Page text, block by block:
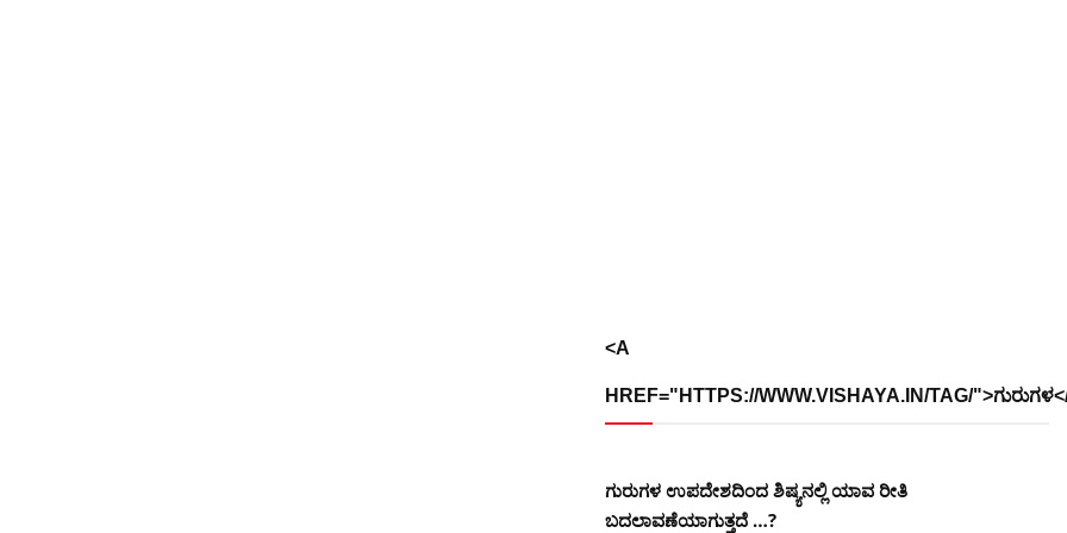
<A
HREF="HTTPS://WWW.VISHAYA.IN/TAG/
ಗುರುಗಳ ಉಪದೇಶದಿಂದ ಶಿಷ್ಯನಲ್ಲಿ ಯಾವ ರೀತಿ
ಬದಲಾವಣೆಯಾಗುತ್ತದೆ …?